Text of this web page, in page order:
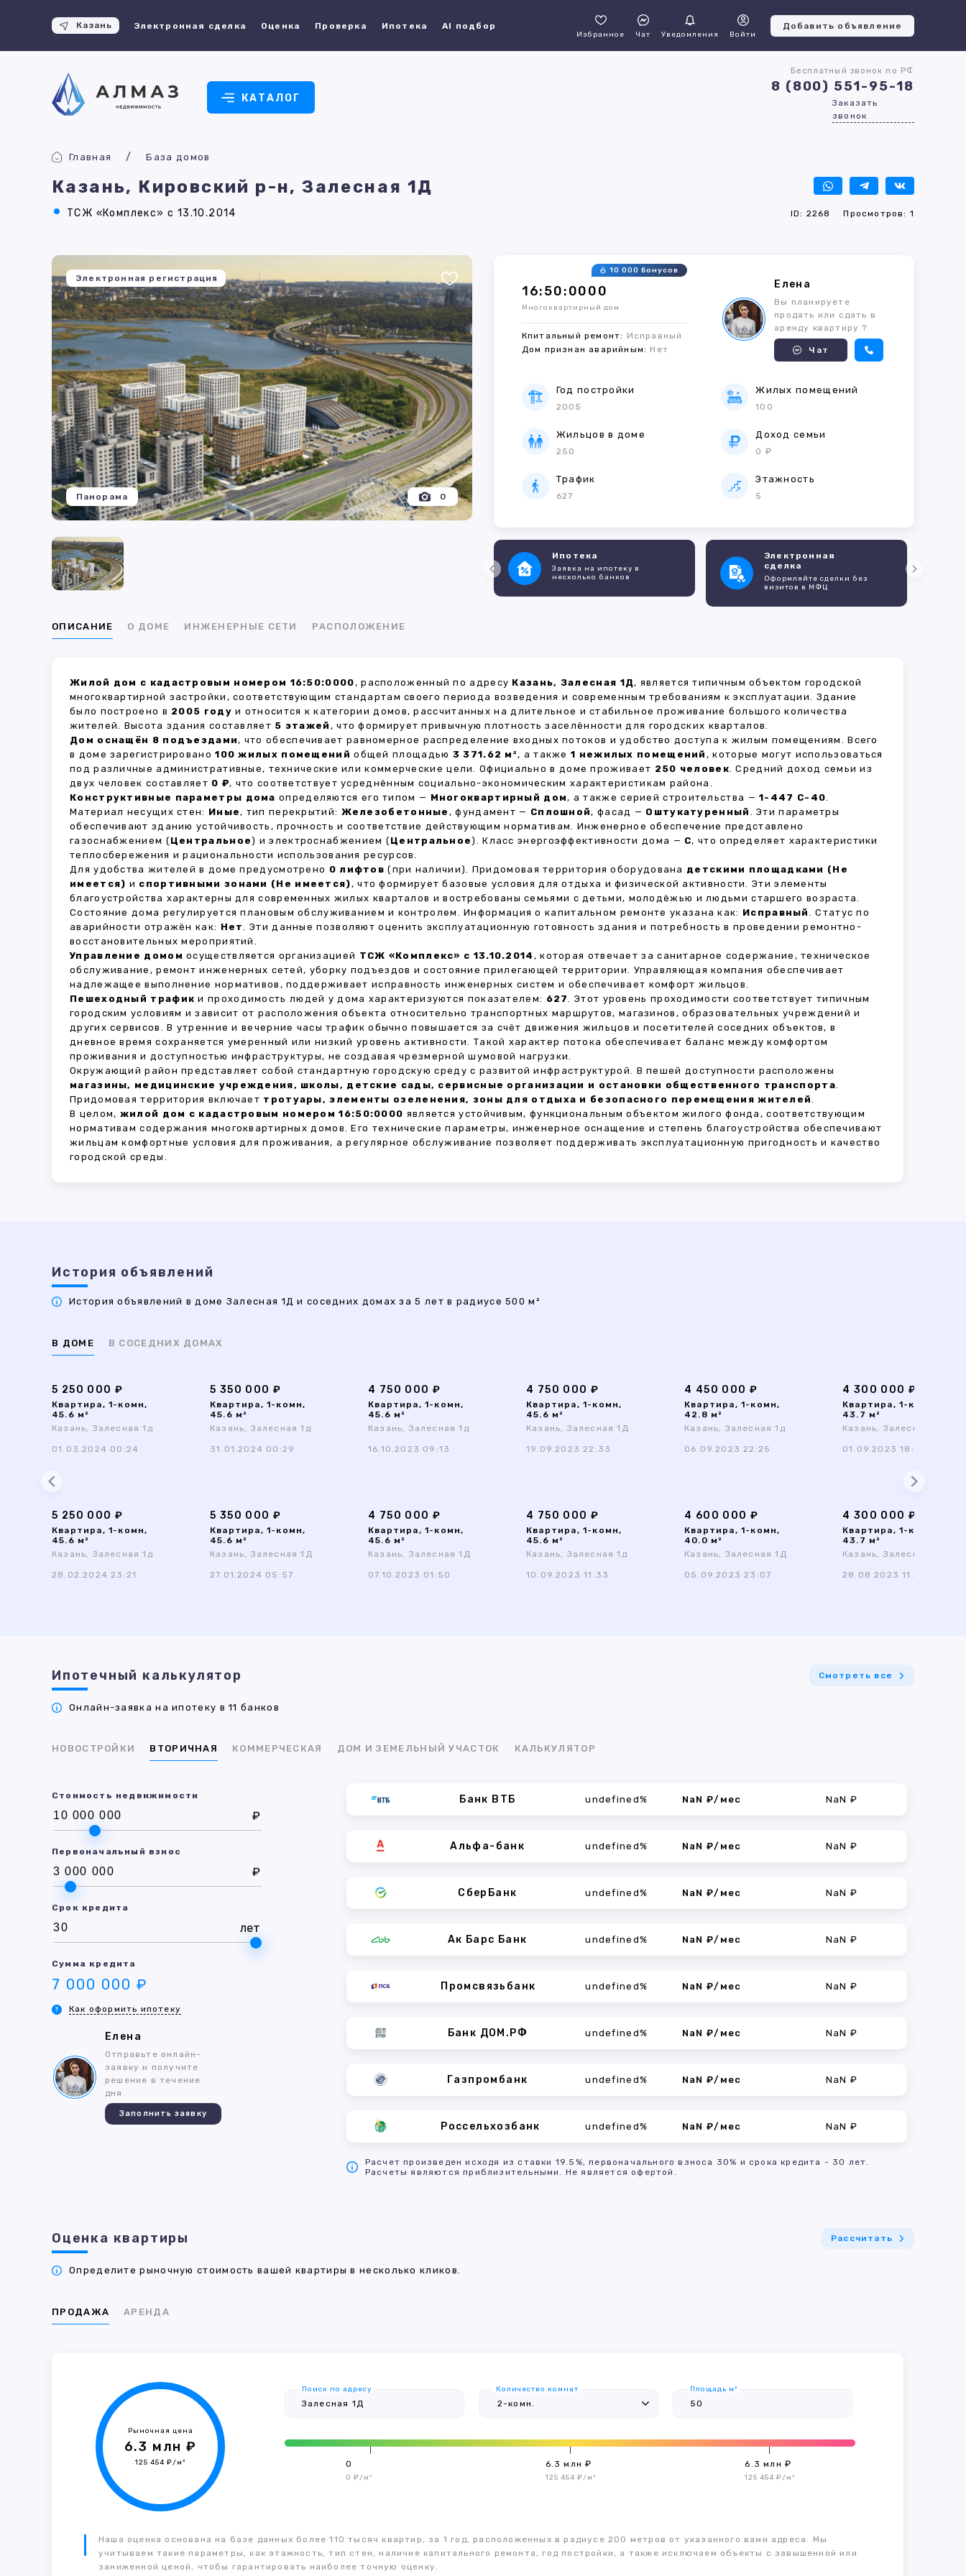
Казань Электронная сделка Оценка Проверка Ипотека AI подбор
Избранное Чат Уведомления Войти
Добавить объявление
КАТАЛОГ
Бесплатный звонок по РФ
8 (800) 551-95-18
Заказать
звонок
Главная База домов
Казань, Кировский р-н, Залесная 1Д
ТСЖ «Комплекс» с 13.10.2014 ID: 2268 Просмотров: 1
Электронная регистрация
0
Панорама
16:50:0000
10 000 бонусов
Многоквартирный дом
Кпитальный ремонт: Исправный
Дом признан аварийным: Нет
Елена
Вы планируете
продать или сдать в
аренду квартиру ?
Чат
Год постройки
2005
Жилых помещений
100
Жильцов в доме
250
Доход семьи
0 ₽
Трафик
627
Этажность
5
Ипотека
Заявка на ипотеку в
несколько банков
Электронная
сделка
Оформляйте сделки без
визитов в МФЦ
ОПИСАНИЕ О ДОМЕ ИНЖЕНЕРНЫЕ СЕТИ РАСПОЛОЖЕНИЕ
Жилой дом с кадастровым номером 16:50:0000, расположенный по адресу Казань, Залесная 1Д, является типичным объектом городской
многоквартирной застройки, соответствующим стандартам своего периода возведения и современным требованиям к эксплуатации. Здание
было построено в 2005 году и относится к категории домов, рассчитанных на длительное и стабильное проживание большого количества
жителей. Высота здания составляет 5 этажей , что формирует привычную плотность заселённости для городских кварталов.
Дом оснащён 8 подъездами, что обеспечивает равномерное распределение входных потоков и удобство доступа к жилым помещениям. Всего
в доме зарегистрировано100 жилых помещений общей площадью 3 371.62 м², а также1 нежилых помещений , которые могут использоваться
под различные административные, технические или коммерческие цели. Официально в доме проживает 250 человек. Средний доход семьи из
двух человек составляет 0 ₽, что соответствует усреднённым социально-экономическим характеристикам района.
Конструктивные параметры дома определяются его типом — Многоквартирный дом, а также серией строительства —1-447 С-40.
Материал несущих стен: Иные, тип перекрытий: Железобетонные , фундамент — Сплошной, фасад — Оштукатуренный . Эти параметры
обеспечивают зданию устойчивость, прочность и соответствие действующим нормативам. Инженерное обеспечение представлено
газоснабжением (Центральное) и электроснабжением (Центральное). Класс энергоэффективности дома — C, что определяет характеристики
теплосбережения и рациональности использования ресурсов.
Для удобства жителей в доме предусмотрено 0 лифтов (при наличии). Придомовая территория оборудована детскими площадками (Не
имеется) и спортивными зонами (Не имеется), что формирует базовые условия для отдыха и физической активности. Эти элементы
благоустройства характерны для современных жилых кварталов и востребованы семьями с детьми, молодёжью и людьми старшего возраста.
Состояние дома регулируется плановым обслуживанием и контролем. Информация о капитальном ремонте указана как: Исправный . Статус по
аварийности отражён как: Нет. Эти данные позволяют оценить эксплуатационную готовность здания и потребность в проведении ремонтно-
восстановительных мероприятий.
Управление домом осуществляется организацией ТСЖ «Комплекс» с 13.10.2014 , которая отвечает за санитарное содержание, техническое
обслуживание, ремонт инженерных сетей, уборку подъездов и состояние прилегающей территории. Управляющая компания обеспечивает
надлежащее выполнение нормативов, поддерживает исправность инженерных систем и обеспечивает комфорт жильцов.
Пешеходный трафик и проходимость людей у дома характеризуются показателем: 627. Этот уровень проходимости соответствует типичным
городским условиям и зависит от расположения объекта относительно транспортных маршрутов, магазинов, образовательных учреждений и
других сервисов. В утренние и вечерние часы трафик обычно повышается за счёт движения жильцов и посетителей соседних объектов, в
дневное время сохраняется умеренный или низкий уровень активности. Такой характер потока обеспечивает баланс между комфортом
проживания и доступностью инфраструктуры, не создавая чрезмерной шумовой нагрузки.
Окружающий район представляет собой стандартную городскую среду с развитой инфраструктурой. В пешей доступности расположены
магазины, медицинские учреждения, школы, детские сады, сервисные организации и остановки общественного транспорта.
Придомовая территория включает тротуары, элементы озеленения, зоны для отдыха и безопасного перемещения жителей.
В целом, жилой дом с кадастровым номером 16:50:0000 является устойчивым, функциональным объектом жилого фонда, соответствующим
нормативам содержания многоквартирных домов. Его технические параметры, инженерное оснащение и степень благоустройства обеспечивают
жильцам комфортные условия для проживания, а регулярное обслуживание позволяет поддерживать эксплуатационную пригодность и качество
городской среды.
История объявлений
История объявлений в доме Залесная 1Д и соседних домах за 5 лет в радиусе 500 м²
В ДОМЕ В СОСЕДНИХ ДОМАХ
5 250 000 ₽
Квартира, 1-комн,
45.6 м²
Казань, Залесная 1д
01.03.2024 00:24
5 350 000 ₽
Квартира, 1-комн,
45.6 м²
Казань, Залесная 1д
31.01.2024 00:29
4 750 000 ₽
Квартира, 1-комн,
45.6 м²
Казань, Залесная 1д
16.10.2023 09:13
4 750 000 ₽
Квартира, 1-комн,
45.6 м²
Казань, Залесная 1Д
19.09.2023 22:33
4 450 000 ₽
Квартира, 1-комн,
42.8 м²
Казань, Залесная 1д
06.09.2023 22:25
4 300 000 ₽
Квартира, 1-комн,
43.7 м²
Казань, Залесная 1Д
01.09.2023 18:17
5 250 000 ₽
Квартира, 1-комн,
45.6 м²
Казань, Залесная 1д
28.02.2024 23:21
5 350 000 ₽
Квартира, 1-комн,
45.6 м²
Казань, Залесная 1Д
27.01.2024 05:57
4 750 000 ₽
Квартира, 1-комн,
45.6 м²
Казань, Залесная 1Д
07.10.2023 01:50
4 750 000 ₽
Квартира, 1-комн,
45.6 м²
Казань, Залесная 1д
10.09.2023 11:33
4 600 000 ₽
Квартира, 1-комн,
40.0 м²
Казань, Залесная 1Д
05.09.2023 23:07
4 300 000 ₽
Квартира, 1-комн,
43.7 м²
Казань, Залесная 1д
28.08.2023 11:32
Ипотечный калькулятор Смотреть все
Онлайн-заявка на ипотеку в 11 банков
НОВОСТРОЙКИ ВТОРИЧНАЯ КОММЕРЧЕСКАЯ ДОМ И ЗЕМЕЛЬНЫЙ УЧАСТОК КАЛЬКУЛЯТОР
Стоимость недвижимости
₽
Первоначальный взнос
₽
Срок кредита
лет
Сумма кредита
7 000 000 ₽
Как оформить ипотеку
Елена
Отправьте онлайн-
заявку и получите
решение в течение
дня
Заполнить заявку
Банк ВТБ undefined% NaN ₽/мес NaN ₽
Альфа-банк undefined% NaN ₽/мес NaN ₽
СберБанк undefined% NaN ₽/мес NaN ₽
Ак Барс Банк undefined% NaN ₽/мес NaN ₽
Промсвязьбанк undefined% NaN ₽/мес NaN ₽
Банк ДОМ.РФ undefined% NaN ₽/мес NaN ₽
Газпромбанк undefined% NaN ₽/мес NaN ₽
Россельхозбанк undefined% NaN ₽/мес NaN ₽
Расчет произведен исходя из ставки 19.5%, первоначального взноса 30% и срока кредита - 30 лет.
Расчеты являются приблизительными. Не является офертой.
Оценка квартиры Рассчитать
Определите рыночную стоимость вашей квартиры в несколько кликов.
ПРОДАЖА АРЕНДА
Рыночная цена
6.3 млн ₽
125 454 ₽/м²
Поиск по адресу Количество комнат Площадь м²
0
0 ₽/м²
6.3 млн ₽
125 454 ₽/м²
6.3 млн ₽
125 454 ₽/м²
Наша оценка основана на базе данных более 110 тысяч квартир, за 1 год, расположенных в радиусе 200 метров от указанного вами адреса. Мы
учитываем такие параметры, как этажность, тип стен, наличие капитального ремонта, год постройки, а также исключаем объекты с завышенной или
заниженной ценой, чтобы гарантировать наиболее точную оценку.